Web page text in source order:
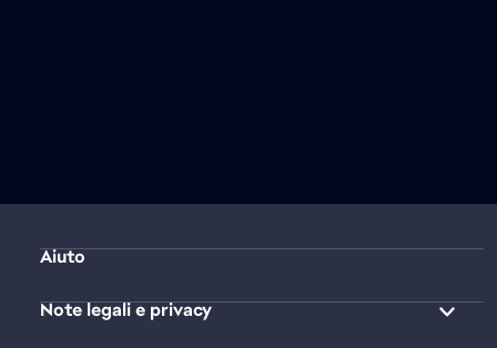
Aiuto
Note legali e privacy